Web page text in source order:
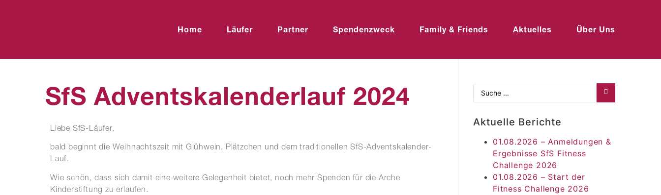
Home Läufer Partner Spendenzweck Family & Friends Aktuelles Über Uns
SfS Adventskalenderlauf 2024
Liebe SfS-Läufer,
bald beginnt die Weihnachtszeit mit Glühwein, Plätzchen und dem traditionellen SfS-Adventskalender-
Lauf.
Wie schön, dass sich damit eine weitere Gelegenheit bietet, noch mehr Spenden für die Arche
Kinderstiftung zu erlaufen.
Aktuelle Berichte
01.08.2026 – Anmeldungen &
Ergebnisse SfS Fitness
Challenge 2026
01.08.2026 – Start der
Fitness Challenge 2026